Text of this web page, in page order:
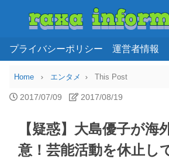
プライバシーポリシー 運営者情報
Home エンタメ This Post
2017/07/09 2017/08/19
【疑惑】大島優子が海
意！芸能活動を休止し